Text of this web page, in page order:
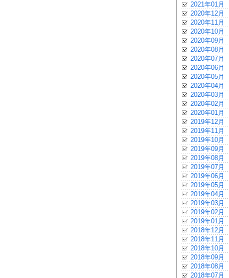
2021年01月
2020年12月
2020年11月
2020年10月
2020年09月
2020年08月
2020年07月
2020年06月
2020年05月
2020年04月
2020年03月
2020年02月
2020年01月
2019年12月
2019年11月
2019年10月
2019年09月
2019年08月
2019年07月
2019年06月
2019年05月
2019年04月
2019年03月
2019年02月
2019年01月
2018年12月
2018年11月
2018年10月
2018年09月
2018年08月
2018年07月